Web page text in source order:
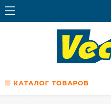
КАТАЛОГ ТОВАРОВ